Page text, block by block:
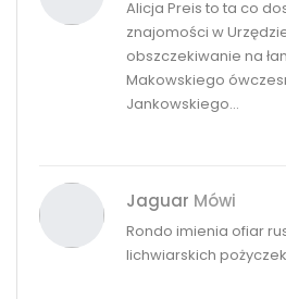
Alicja Preis to ta co
znajomości w
obszczekiwanie na
Makowskiego
Jankowskiego…
Jaguar Mówi
Rondo imienia ofiar
lichwiarskich